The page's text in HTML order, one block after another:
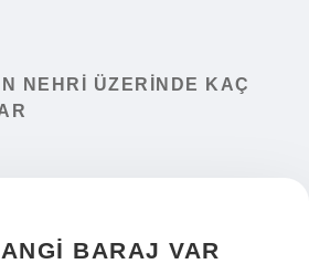
NEHRI ÜZERINDE KAÇ
BARAJ VAR